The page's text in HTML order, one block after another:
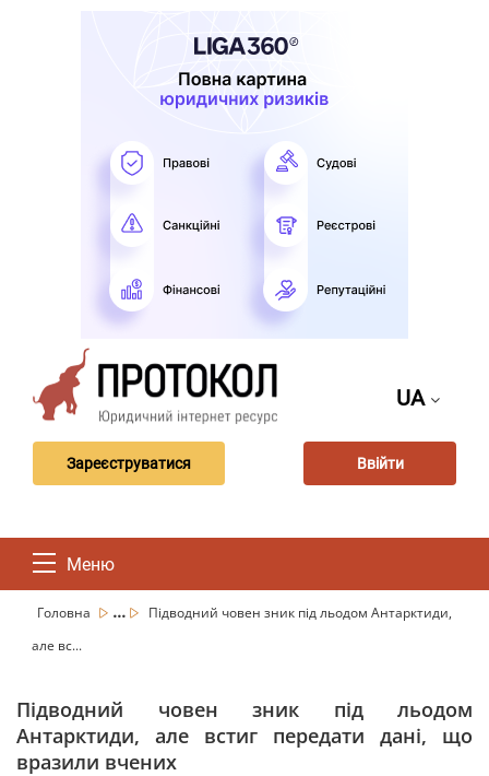
UA
Зареєструватися Ввійти
Меню
Головна ...
Підводний човен зник під льодом Антарктиди,
але вс...
Підводний човен зник під льодом
Антарктиди, але встиг передати дані, що
вразили вчених